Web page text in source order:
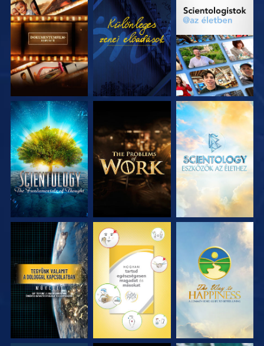
A SOROZAT
RÉSZEI
MŰSORNÉZÉS
A SOROZAT
A SOROZAT
RÉSZEI
A SOROZAT
RÉSZEI
A SOROZAT
RÉSZEI
MŰSORNÉZÉS MŰSORNÉZÉS MŰSORNÉZÉS